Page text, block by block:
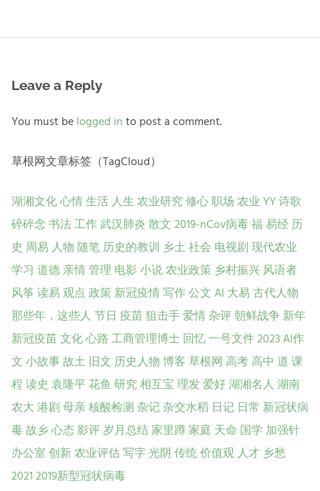
Leave a Reply
You must belogged into post a comment.
草根网文章标签（TagCloud）
湖湘文化心情生活人生农业研究修心职场农业YY诗歌
碎碎念书法工作武汉肺炎散文2019-nCov病毒福易经历
史 周易人物随笔历史的教训 乡土社会 电视剧现代农业
学习 道德亲情管理电影小说农业政策乡村振兴风语者
风筝读易观点政策新冠疫情写作公文AI 大易古代人物
那些年，这些人节日 疫苗狙击手爱情杂评朝鲜战争新年
新冠疫苗文化心路工商管理博士回忆一号文件2023AI作
文小故事故土旧文 历史人物博客草根网高考高中 道课
程读史袁隆平花鱼研究相互宝理发爱好湖湘名人湖南
农大港剧母亲核酸检测杂记杂交水稻 日记 日常 新冠状病
毒故乡心态影评岁月总结家里蹲家庭 天命 国学 加强针
办公室创新农业评估写字光阴传统价值观人才乡愁
20212019新型冠状病毒